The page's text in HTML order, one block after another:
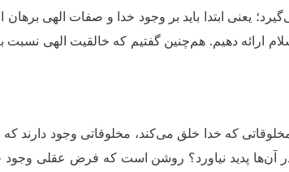
یعنی ابتدا باید بر وجود خدا و صفات الهی برهان
ارائه دهیم. هم‌چنین گفتیم که خالقیت الهی
که خدا خلق می‌کند، مخلوقاتی وجود دارند
آن‌ها پدید نیاورد؟ روشن است که فرض عقلی وجود